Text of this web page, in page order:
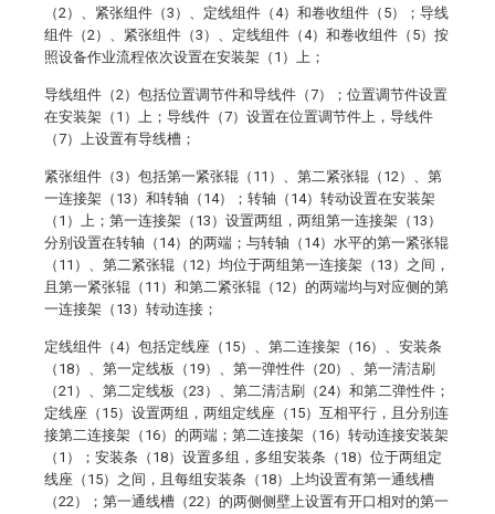
（2）、紧张组件（3）、定线组件（4）和卷收组件（5）；导线
组件（2）、紧张组件（3）、定线组件（4）和卷收组件（5）按
照设备作业流程依次设置在安装架（1）上；
导线组件（2）包括位置调节件和导线件（7）；位置调节件设置
在安装架（1）上；导线件（7）设置在位置调节件上，导线件
（7）上设置有导线槽；
紧张组件（3）包括第一紧张辊（11）、第二紧张辊（12）、第
一连接架（13）和转轴（14）；转轴（14）转动设置在安装架
（1）上；第一连接架（13）设置两组，两组第一连接架（13）
分别设置在转轴（14）的两端；与转轴（14）水平的第一紧张辊
（11）、第二紧张辊（12）均位于两组第一连接架（13）之间，
且第一紧张辊（11）和第二紧张辊（12）的两端均与对应侧的第
一连接架（13）转动连接；
定线组件（4）包括定线座（15）、第二连接架（16）、安装条
（18）、第一定线板（19）、第一弹性件（20）、第一清洁刷
（21）、第二定线板（23）、第二清洁刷（24）和第二弹性件；
定线座（15）设置两组，两组定线座（15）互相平行，且分别连
接第二连接架（16）的两端；第二连接架（16）转动连接安装架
（1）；安装条（18）设置多组，多组安装条（18）位于两组定
线座（15）之间，且每组安装条（18）上均设置有第一通线槽
（22）；第一通线槽（22）的两侧侧壁上设置有开口相对的第一